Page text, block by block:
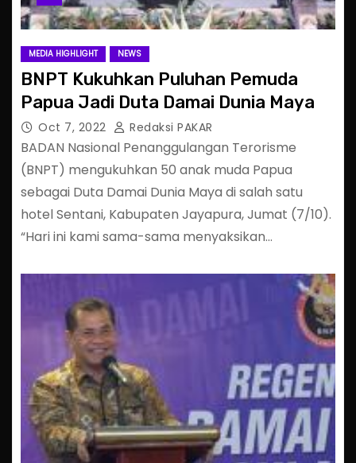
MEDIA HIGHLIGHT NEWS
BNPT Kukuhkan Puluhan Pemuda
Papua Jadi Duta Damai Dunia Maya
Oct 7, 2022 Redaksi PAKAR
BADAN Nasional Penanggulangan Terorisme
(BNPT) mengukuhkan 50 anak muda Papua
sebagai Duta Damai Dunia Maya di salah satu
hotel Sentani, Kabupaten Jayapura, Jumat (7/10).
“Hari ini kami sama-sama menyaksikan…